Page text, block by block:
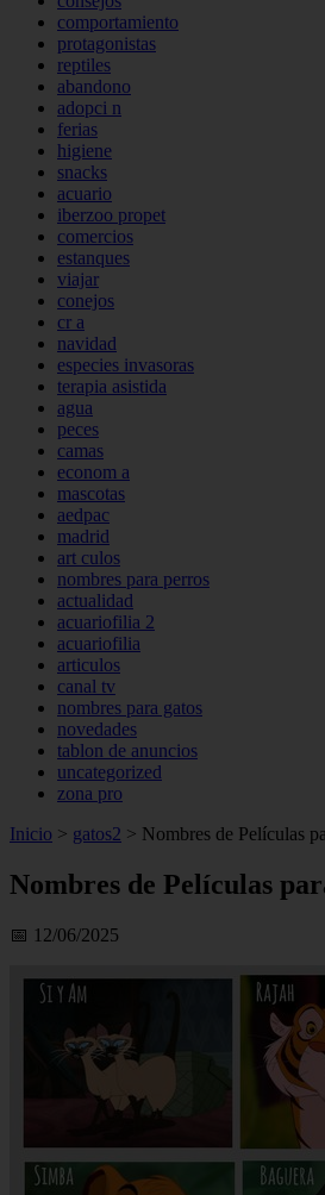
comportamiento
protagonistas
reptiles
abandono
adopci n
ferias
higiene
snacks
acuario
iberzoo propet
comercios
estanques
viajar
conejos
cr a
navidad
especies invasoras
terapia asistida
agua
peces
camas
econom a
mascotas
aedpac
madrid
art culos
nombres para perros
actualidad
acuariofilia 2
acuariofilia
articulos
canal tv
nombres para gatos
novedades
tablon de anuncios
uncategorized
zona pro
Inicio > gatos2 > Nombres de Películas
Nombres de Películas
📅 12/06/2025